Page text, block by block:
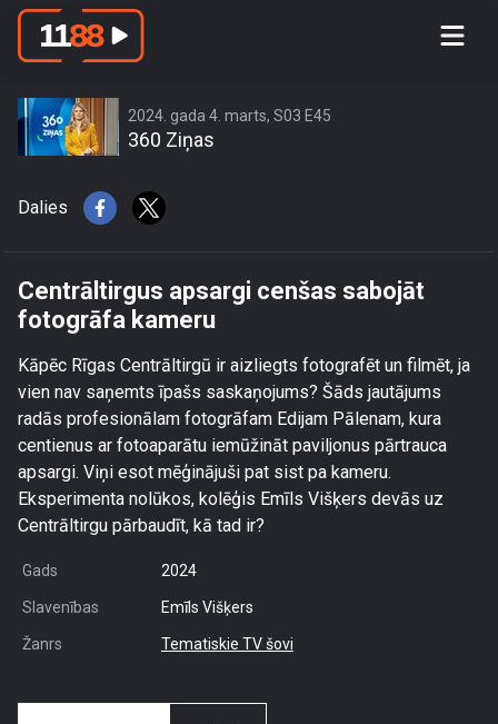
Centrāltirgus apsargi cenšas sabojāt
2024. gada 4. marts, S03 E45
360 Ziņas
Dalies
Centrāltirgus apsargi cenšas sabojāt
fotogrāfa kameru
Kāpēc Rīgas Centrāltirgū ir aizliegts fotografēt un filmēt, ja
vien nav saņemts īpašs saskaņojums? Šāds jautājums
radās profesionālam fotogrāfam Edijam Pālenam, kura
centienus ar fotoaparātu iemūžināt paviljonus pārtrauca
apsargi. Viņi esot mēģinājuši pat sist pa kameru.
Eksperimenta nolūkos, kolēģis Emīls Višķers devās uz
Centrāltirgu pārbaudīt, kā tad ir?
Gads 2024
Slavenības Emīls Višķers
Žanrs Tematiskie TV šovi